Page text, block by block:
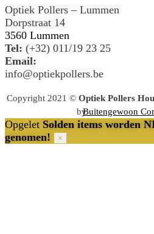
Optiek Pollers – Lummen
Dorpstraat 14
3560 Lummen
Tel: (+32) 011/19 23 25
Email:
info@optiekpollers.be
Copyright 2021 © Optiek Pollers
byBuitengewoon
Opgelet Solden items worden
genomen!
×